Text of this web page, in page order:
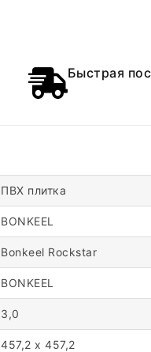
Быстрая
ПВХ плитка
BONKEEL
Bonkeel Rockstar
BONKEEL
3,0
457,2 x 457,2